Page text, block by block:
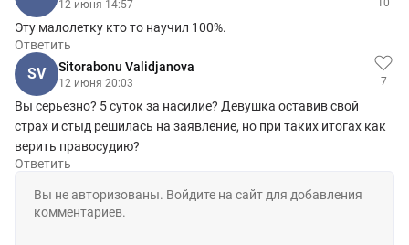
12 июня 14:57 10
Эту малолетку кто то научил 100%.
Ответить
SV Sitorabonu Validjanova
12 июня 20:03 7
Вы серьезно? 5 суток за насилие? Девушка оставив свой
страх и стыд решилась на заявление, но при таких итогах как
верить правосудию?
Ответить